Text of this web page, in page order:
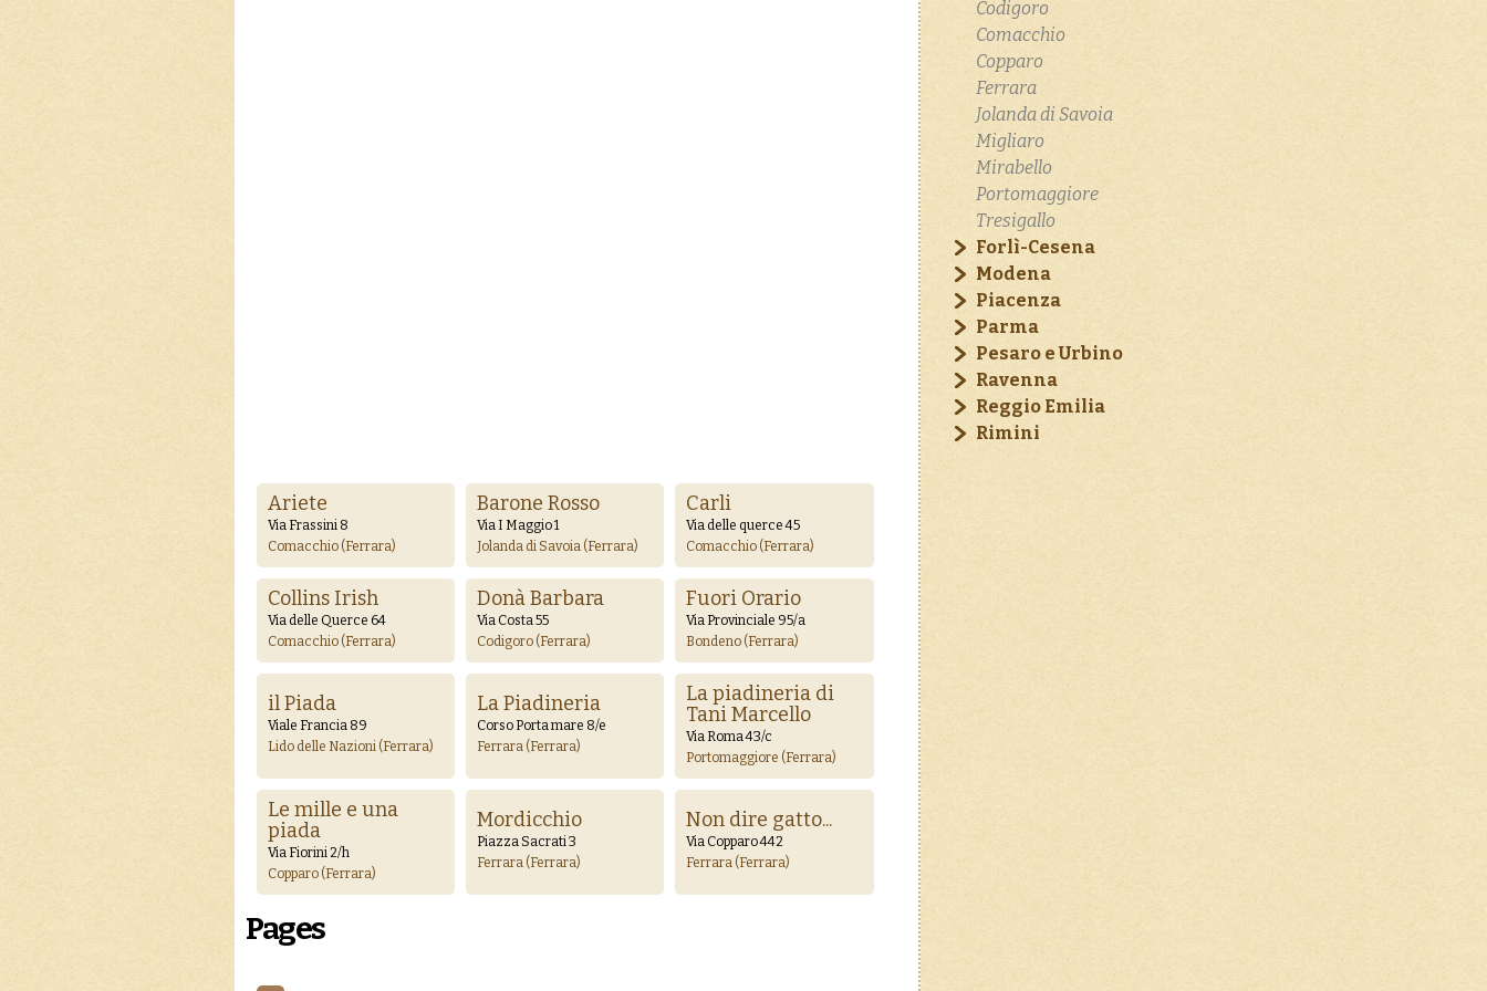
Ariete
Via Frassini 8
Comacchio (Ferrara)
Barone Rosso
Via I Maggio 1
Jolanda di Savoia (Ferrara)
Carli
Via delle querce 45
Comacchio (Ferrara)
Collins Irish
Via delle Querce 64
Comacchio (Ferrara)
Donà Barbara
Via Costa 55
Codigoro (Ferrara)
Fuori Orario
Via Provinciale 95/a
Bondeno (Ferrara)
il Piada
Viale Francia 89
Lido delle Nazioni (Ferrara)
La Piadineria
Corso Porta mare 8/e
Ferrara (Ferrara)
La piadineria di
Tani Marcello
Via Roma 43/c
Portomaggiore (Ferrara)
Le mille e una
piada
Via Fiorini 2/h
Copparo (Ferrara)
Mordicchio
Piazza Sacrati 3
Ferrara (Ferrara)
Non dire gatto...
Via Copparo 442
Ferrara (Ferrara)
Pages
Codigoro
Comacchio
Copparo
Ferrara
Jolanda di Savoia
Migliaro
Mirabello
Portomaggiore
Tresigallo
Forlì-Cesena
Modena
Piacenza
Parma
Pesaro e Urbino
Ravenna
Reggio Emilia
Rimini